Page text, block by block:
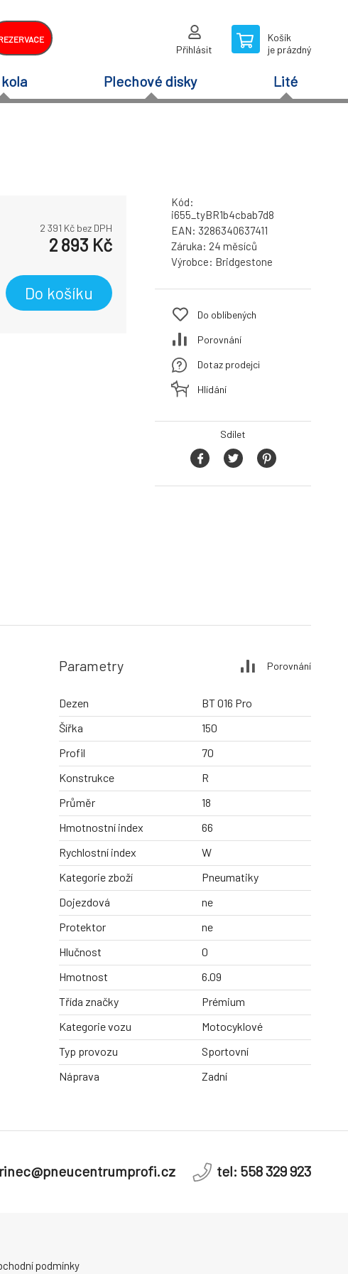
Přihlásit
Košík
je prázdný
Plechové disky Lité
2 391 Kč bez DPH
2 893 Kč
Do košíku
Kód:
i655_tyBR1b4cbab7d8
EAN: 3286340637411
Záruka: 24 měsíců
Výrobce: Bridgestone
Do oblíbených
Porovnání
Dotaz prodejci
Hlídání
Sdílet
Parametry Porovnání
Dezen
BT 016 Pro
Šířka
150
Profil
70
Konstrukce
R
Průměr
18
Hmotnostní index
66
Rychlostní index
W
Kategorie zboží
Pneumatiky
Dojezdová
ne
Protektor
ne
Hlučnost
0
Hmotnost
6.09
Třída značky
Prémium
Kategorie vozu
Motocyklové
Typ provozu
Sportovní
Náprava
Zadní
tel: 558 329 923
podmínky